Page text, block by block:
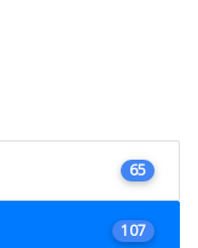
65
107